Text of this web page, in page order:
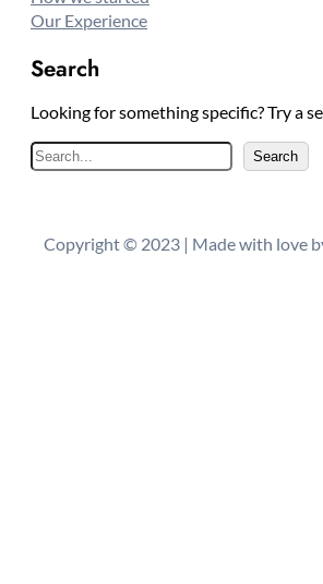
Our Experience
Search
Looking for something specific? Try a
S
e
c
Search
Copyright © 2023 | Made with love